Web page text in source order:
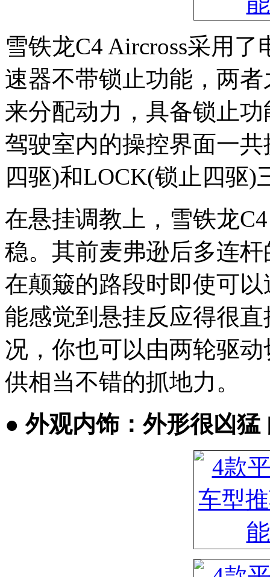
雪铁龙C4 Aircross采用
速器不带锁止功能，两
来分配动力，具备锁止
驾驶室内的操控界面一
四驱)和LOCK(锁止四驱)
在悬挂调教上，雪铁龙
稳。其前麦弗逊后多连
在颠簸的路段时即使可
能感觉到悬挂反应得很
况，你也可以由两轮驱
供相当不错的抓地力。
● 外观内饰：外形很凶猛